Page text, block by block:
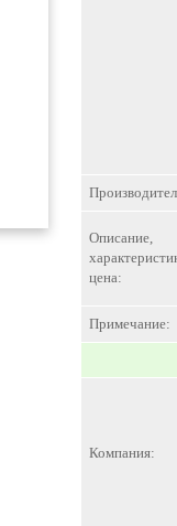
Описание,
цена:
Примечание:
Компания: